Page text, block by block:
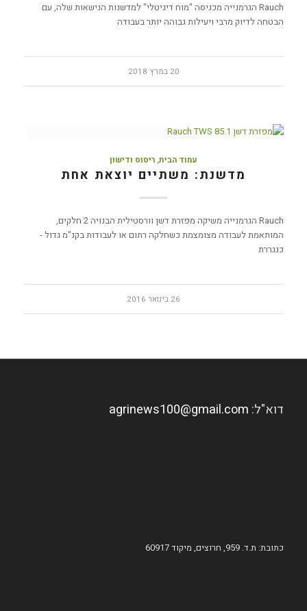
Rauch הגרמנייה מכניסה "מוח דיגיטלי" למדשנות הנישאות שלה, עם
הבטחה לדיוק מרבי ויעילות גבוהה יותר בעבודה
20 במרץ 2018
עמוד הבית, ריסוס ודישון
מדשנת: משתיים יוצאת אחת
Rauch הגרמנייה משיקה מפזרת דשן וורסטילית הבנויה 2 חלקים,
המותאמת לעבודה מצומצמת כשחלקה רתום או לעבודות בקנ"מ גדול -
כנגררת
26 בינואר 2016
דוא"ל: agrinews100@gmail.com
כתובת: ת.ד. 959, חרוצים, מיקוד 60917